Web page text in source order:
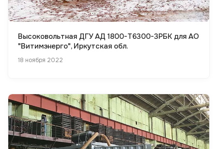
Высоковольтная ДГУ АД 1800-Т6300-3РБК для АО
"Витимэнерго", Иркутская обл.
18 ноября 2022